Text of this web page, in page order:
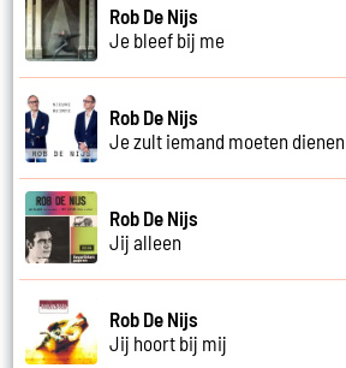
Rob De Nijs
Je bleef bij me
Rob De Nijs
Je zult iemand moeten dienen
Rob De Nijs
Jij alleen
Rob De Nijs
Jij hoort bij mij